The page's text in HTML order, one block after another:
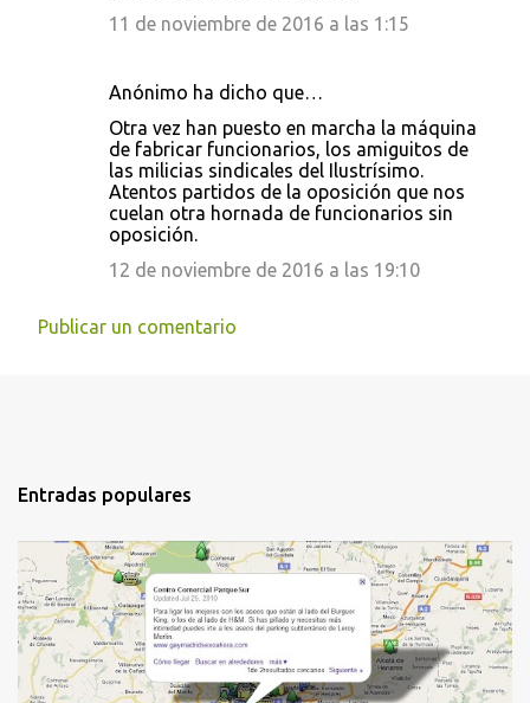
11 de noviembre de 2016 a las 1:15
Anónimo ha dicho que…
Otra vez han puesto en marcha la máquina
de fabricar funcionarios, los amiguitos de
las milicias sindicales del Ilustrísimo.
Atentos partidos de la oposición que nos
cuelan otra hornada de funcionarios sin
oposición.
12 de noviembre de 2016 a las 19:10
Publicar un comentario
Entradas populares